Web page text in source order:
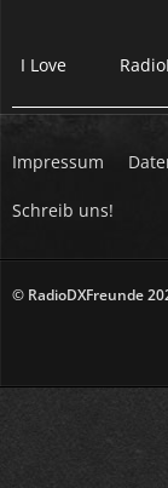
I Love
Impressum
Schreib uns!
© RadioDXFreunde